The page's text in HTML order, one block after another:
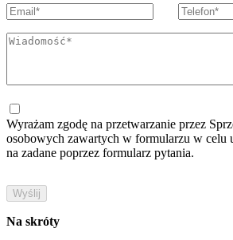
Wyrażam zgodę na przetwarzanie przez
osobowych zawartych w formularzu w celu
na zadane poprzez formularz pytania.
Na skróty